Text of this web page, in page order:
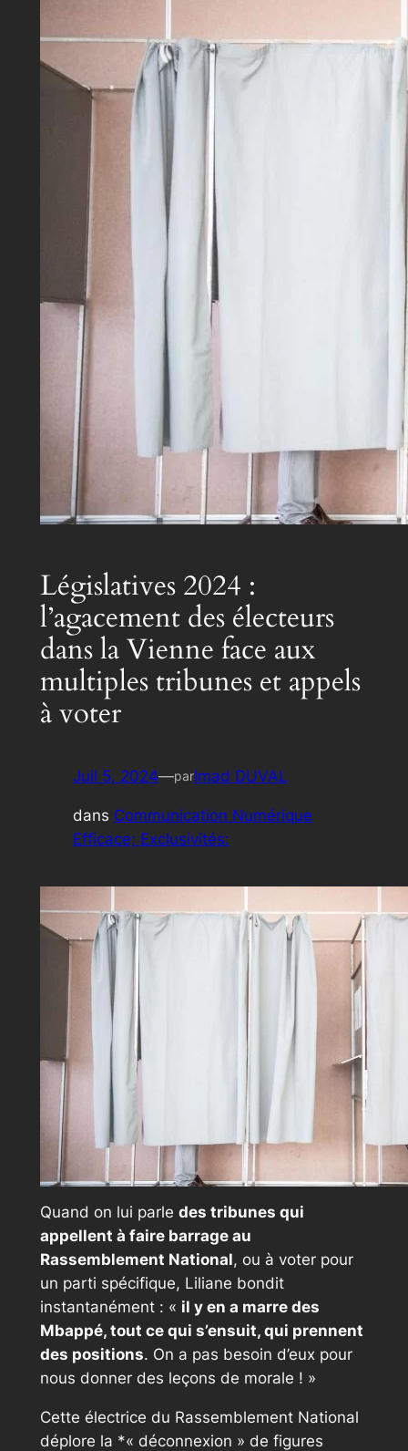
Législatives 2024 :
l’agacement des électeurs
dans la Vienne face aux
multiples tribunes et appels
à voter
Juil 5, 2024—parImad DUVAL
dans Communication Numérique
Efficace; Exclusivités:
Quand on lui parle des tribunes qui
appellent à faire barrage au
Rassemblement National, ou à voter pour
un parti spécifique, Liliane bondit
instantanément : « il y en a marre des
Mbappé, tout ce qui s’ensuit, qui prennent
des positions. On a pas besoin d’eux pour
nous donner des leçons de morale ! »
Cette électrice du Rassemblement National
déplore la *« déconnexion » de figures